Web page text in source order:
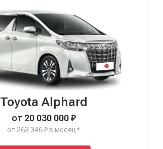
Toyota Alphard
от 20 030 000 ₽
от 263 346 ₽ в месяц*